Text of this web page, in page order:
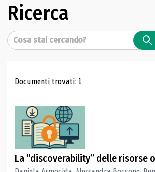
Ricerca
Cerca
Risultati di ricerca
Documenti trovati: 1
La “discoverability” delle risorse